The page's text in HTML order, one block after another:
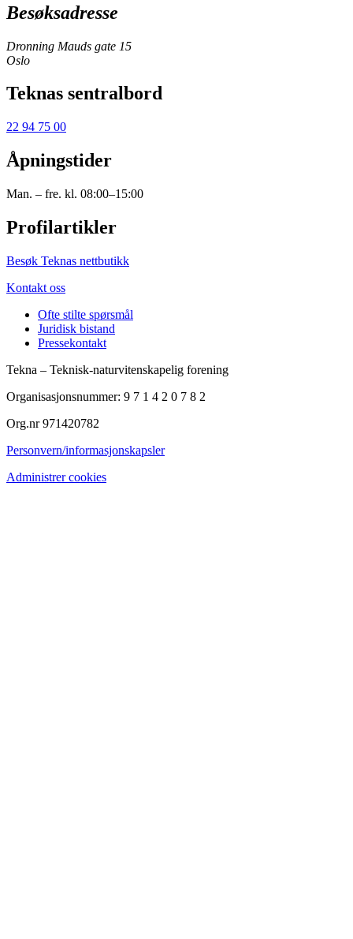
Besøksadresse
Dronning Mauds gate 15
Oslo
Teknas sentralbord
22 94 75 00
Åpningstider
Man. – fre. kl. 08:00–15:00
Profilartikler
Besøk Teknas nettbutikk
Kontakt oss
Ofte stilte spørsmål
Juridisk bistand
Pressekontakt
Tekna – Teknisk-naturvitenskapelig forening
Organisasjonsnummer: 9 7 1 4 2 0 7 8 2
Org.nr 971420782
Personvern/informasjonskapsler
Administrer cookies